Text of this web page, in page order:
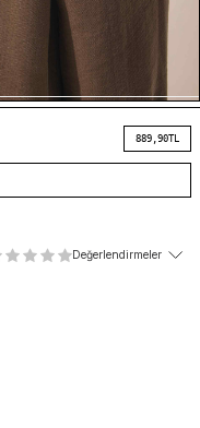
889,90TL
Değerlendirmeler